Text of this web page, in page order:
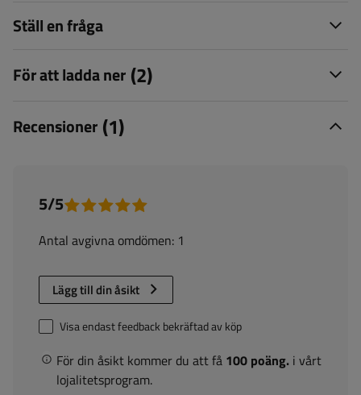
Ställ en fråga
För att ladda ner (2)
Recensioner (1)
5/5
Antal avgivna omdömen: 1
Lägg till din åsikt
För din åsikt kommer du att få 100 poäng. i vårt
lojalitetsprogram.
Visa endast feedback bekräftad av köp